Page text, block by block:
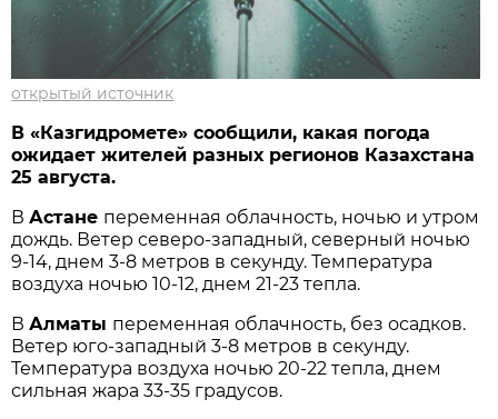
открытый источник
В «Казгидромете» сообщили, какая погода
ожидает жителей разных регионов Казахстана
25 августа.
ВАстане переменная облачность, ночью и утром
дождь. Ветер северо-западный, северный ночью
9-14, днем 3-8 метров в секунду. Температура
воздуха ночью 10-12, днем 21-23 тепла.
ВАлматы переменная облачность, без осадков.
Ветер юго-западный 3-8 метров в секунду.
Температура воздуха ночью 20-22 тепла, днем
сильная жара 33-35 градусов.